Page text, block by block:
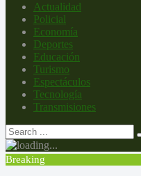
Actualidad
Policial
Economía
Deportes
Educación
Turismo
Espectáculos
Tecnología
Transmisiones
Breaking